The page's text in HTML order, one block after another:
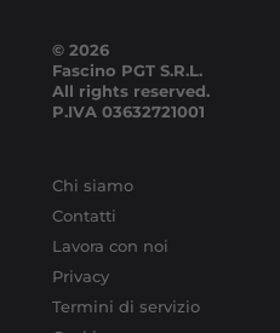
© 2026
Fascino PGT S.R.L.
All rights reserved.
P.IVA 03632721001
Chi siamo
Contatti
Lavora con noi
Privacy
Termini di servizio